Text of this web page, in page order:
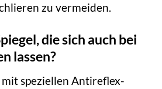
zu vermeiden.
die sich auch bei
lassen?
mit speziellen Antireflex-